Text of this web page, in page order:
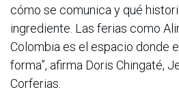
cómo se comunica y qué
ingrediente. Las ferias como
Colombia es el espacio donde
forma”, afirma Doris Chingaté,
Corferias.